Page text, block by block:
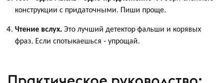
конструкции с придаточными. Пиши проще.
Чтение вслух.Это лучший детектор фальши и корявых
фраз. Если спотыкаешься - упрощай.